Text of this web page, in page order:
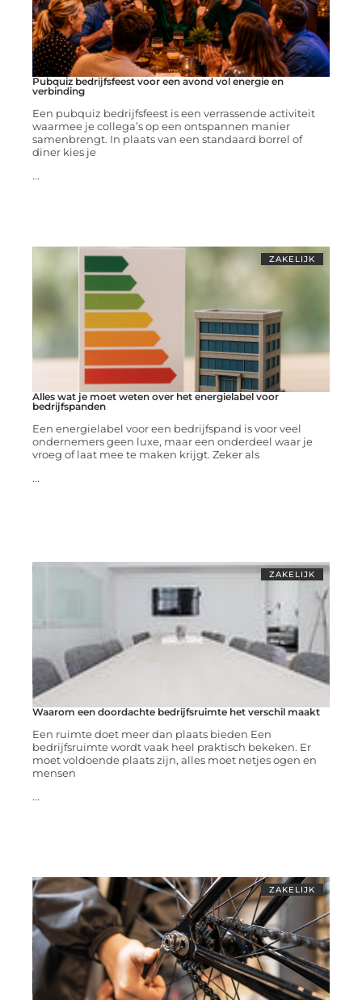
Pubquiz bedrijfsfeest voor een avond vol energie en
verbinding
Een pubquiz bedrijfsfeest is een verrassende activiteit
waarmee je collega’s op een ontspannen manier
samenbrengt. In plaats van een standaard borrel of
diner kies je
...
ZAKELIJK
Alles wat je moet weten over het energielabel voor
bedrijfspanden
Een energielabel voor een bedrijfspand is voor veel
ondernemers geen luxe, maar een onderdeel waar je
vroeg of laat mee te maken krijgt. Zeker als
...
ZAKELIJK
Waarom een doordachte bedrijfsruimte het verschil maakt
Een ruimte doet meer dan plaats bieden Een
bedrijfsruimte wordt vaak heel praktisch bekeken. Er
moet voldoende plaats zijn, alles moet netjes ogen en
mensen
...
ZAKELIJK